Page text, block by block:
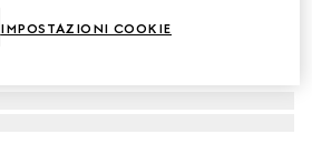
IMPOSTAZIONI COOKIE